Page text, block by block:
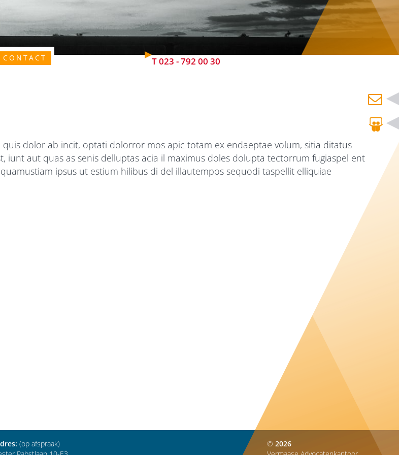
CONTACT T023 - 792 00 30
dolor ab incit, optati dolorror mos apic totam ex endaeptae volum, sitia ditatus
aut quas as senis delluptas acia il maximus doles dolupta tectorrum fugiaspel ent
ipsus ut estium hilibus di del illautempos sequodi taspellit elliquiae
(op afspraak)
©2026